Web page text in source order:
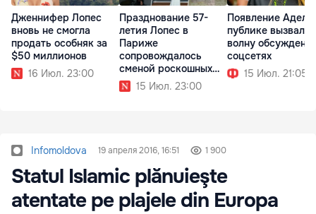
Дженнифер Лопес
вновь не смогла
продать особняк за
$50 миллионов
16 Июл. 23:00
Празднование 57-
летия Лопес в
Париже
сопровождалось
сменой роскошных
образов
15 Июл. 23:00
Появление Адель
публике вызвало
волну
соцсетях
15 Июл. 21:05
Infomoldova 19 апреля 2016, 16:51 1 900
Statul Islamic plănuieşte
atentate pe plajele din Europa